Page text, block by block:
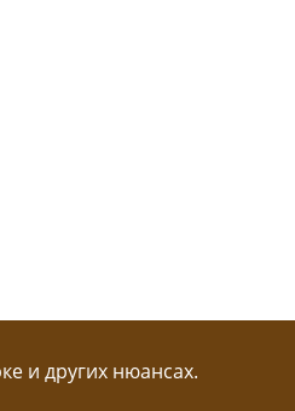
и других нюансах.